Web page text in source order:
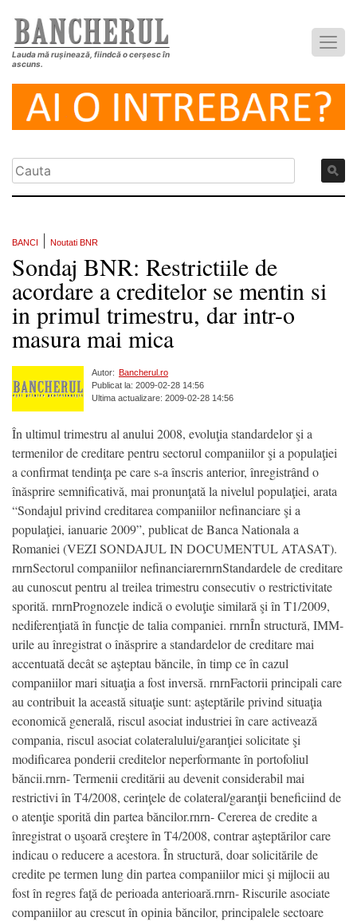
Lauda mă rușinează, fiindcă o cerșesc în
ascuns.
BANCI Noutati BNR
Sondaj BNR: Restrictiile de
acordare a creditelor se mentin si
in primul trimestru, dar intr-o
masura mai mica
Autor: Bancherul.ro
Publicat la: 2009-02-28 14:56
Ultima actualizare: 2009-02-28 14:56
În ultimul trimestru al anului 2008, evoluţia standardelor şi a
termenilor de creditare pentru sectorul companiilor şi a populaţiei
a confirmat tendinţa pe care s-a înscris anterior, înregistrând o
înăsprire semnificativă, mai pronunţată la nivelul populaţiei, arata
“Sondajul privind creditarea companiilor nefinanciare şi a
populaţiei, ianuarie 2009”, publicat de Banca Nationala a
Romaniei (VEZI SONDAJUL IN DOCUMENTUL ATASAT).
rnrnSectorul companiilor nefinanciarernrnStandardele de creditare
au cunoscut pentru al treilea trimestru consecutiv o restrictivitate
sporită. rnrnPrognozele indică o evoluţie similară şi în T1/2009,
nediferenţiată în funcţie de talia companiei. rnrnÎn structură, IMM-
urile au înregistrat o înăsprire a standardelor de creditare mai
accentuată decât se aşteptau băncile, în timp ce în cazul
companiilor mari situaţia a fost inversă. rnrnFactorii principali care
au contribuit la această situaţie sunt: aşteptările privind situaţia
economică generală, riscul asociat industriei în care activează
compania, riscul asociat colateralului/garanţiei solicitate şi
modificarea ponderii creditelor neperformante în portofoliul
băncii.rnrn- Termenii creditării au devenit considerabil mai
restrictivi în T4/2008, cerinţele de colateral/garanţii beneficiind de
o atenţie sporită din partea băncilor.rnrn- Cererea de credite a
înregistrat o uşoară creştere în T4/2008, contrar aşteptărilor care
indicau o reducere a acestora. În structură, doar solicitările de
credite pe termen lung din partea companiilor mici şi mijlocii au
fost în regres faţă de perioada anterioară.rnrn- Riscurile asociate
companiilor au crescut în opinia băncilor, principalele sectoare